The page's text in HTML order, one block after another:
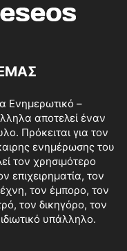
Ενημερωτικό –
αποτελεί έναν
Πρόκειται για τον
ενημέρωσης του
τον χρησιμότερο
επιχειρηματία, τον
τον έμπορο, τον
τον δικηγόρο, τον
υπάλληλο.